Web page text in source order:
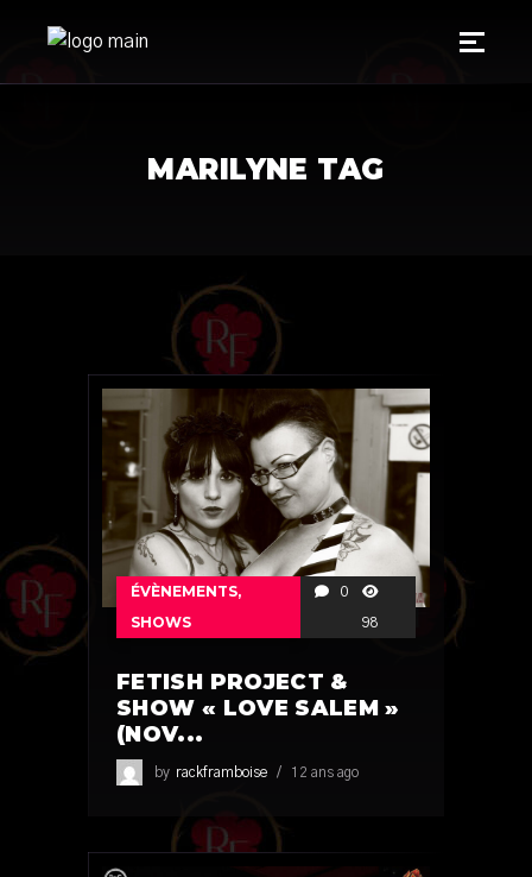
MARILYNE TAG
ÉVÈNEMENTS,
SHOWS
0
98
FETISH PROJECT &
SHOW « LOVE SALEM »
(NOV...
by rackframboise 12 ans ago